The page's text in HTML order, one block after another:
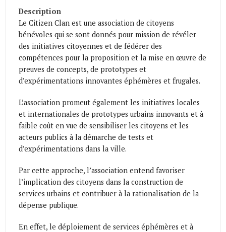
Description
Le Citizen Clan est une association de citoyens
bénévoles qui se sont donnés pour mission de révéler
des initiatives citoyennes et de fédérer des
compétences pour la proposition et la mise en œuvre de
preuves de concepts, de prototypes et
d’expérimentations innovantes éphémères et frugales.
L’association promeut également les initiatives locales
et internationales de prototypes urbains innovants et à
faible coût en vue de sensibiliser les citoyens et les
acteurs publics à la démarche de tests et
d’expérimentations dans la ville.
Par cette approche, l’association entend favoriser
l’implication des citoyens dans la construction de
services urbains et contribuer à la rationalisation de la
dépense publique.
En effet, le déploiement de services éphémères et à